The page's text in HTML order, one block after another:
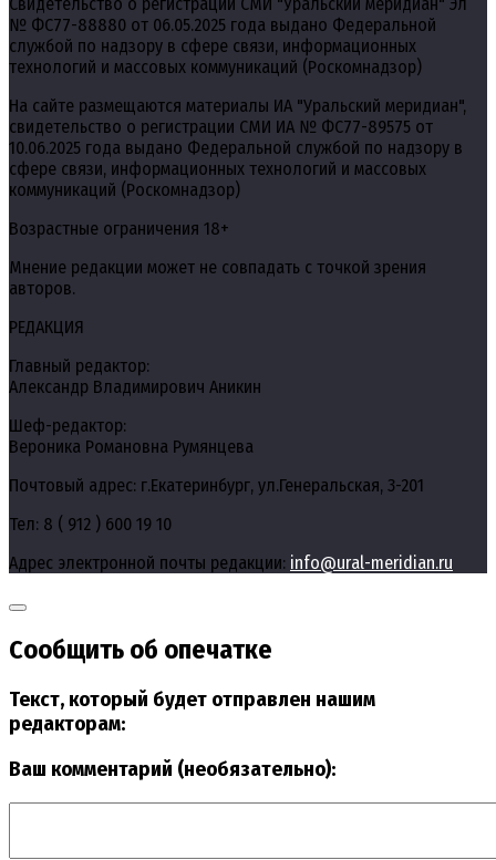
Свидетельство о регистрации СМИ "Уральский меридиан" Эл
№ ФС77-88880 от 06.05.2025 года выдано Федеральной
службой по надзору в сфере связи, информационных
технологий и массовых коммуникаций (Роскомнадзор)
На сайте размещаются материалы ИА "Уральский меридиан",
свидетельство о регистрации СМИ ИА № ФС77-89575 от
10.06.2025 года выдано Федеральной службой по надзору в
сфере связи, информационных технологий и массовых
коммуникаций (Роскомнадзор)
Возрастные ограничения 18+
Мнение редакции может не совпадать с точкой зрения
авторов.
РЕДАКЦИЯ
Главный редактор:
Александр Владимирович Аникин
Шеф-редактор:
Вероника Романовна Румянцева
Почтовый адрес: г.Екатеринбург, ул.Генеральская, 3-201
Тел: 8 ( 912 ) 600 19 10
Адрес электронной почты редакции: info@ural-meridian.ru
Сообщить об опечатке
Текст, который будет отправлен нашим
редакторам:
Ваш комментарий (необязательно):